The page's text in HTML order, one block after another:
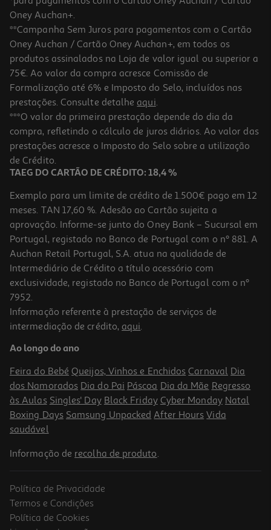
Caixa Conservação Redonda Actuel Plástico 0.8l
1.49 €/un
1,49 €
Caixa Conservação Retangular Actuel Plástico 2l
2.29 €/un
2,29 €
Oney Auchan+.
**Campanha Sem Juros para pagamentos com o Cartão
Oney Auchan / Cartão Oney Auchan+, em todos os
produtos assinalados na Loja de valor igual ou superior a
75€. Ao valor da compra acresce Comissão de
Formalização até 6% e Imposto do Selo, incluídos nas
prestações. Consulte detalhe aqui.
***O valor da primeira prestação depende do dia da
compra, refletindo o cálculo de juros diários. Ao valor das
prestações acresce o Imposto do Selo sobre a utilização
de Crédito.
TAEG DO CARTÃO DE CRÉDITO: 18,4 %
Exemplo para um limite de crédito de 1.500€ pago em 12
meses. TAN 17,60 %. Adesão ao Cartão sujeita a
aprovação. Informe-se junto do Oney Bank – Sucursal em
Portugal, registado no Banco de Portugal com o nº 881. A
Auchan Retail Portugal, S.A. atua na qualidade de
Intermediário de Crédito a título acessório com
exclusividade, registado no Banco de Portugal com o nº
7952.
Informação referente à prestação de serviços de
intermediação de crédito, aqui.
Ao longo do ano
Feira do Bebé Queijos, Vinhos e Enchidos Carnaval Dia
dos Namorados Dia do Pai Páscoa Dia da Mãe Regresso
às Aulas Singles' Day Black Friday Cyber Monday Natal
Boxing Days Samsung Unpacked After Hours Vida
saudável
Informação de recolha de produto.
Política de Privacidade
Termos e Condições
Política de Cookies